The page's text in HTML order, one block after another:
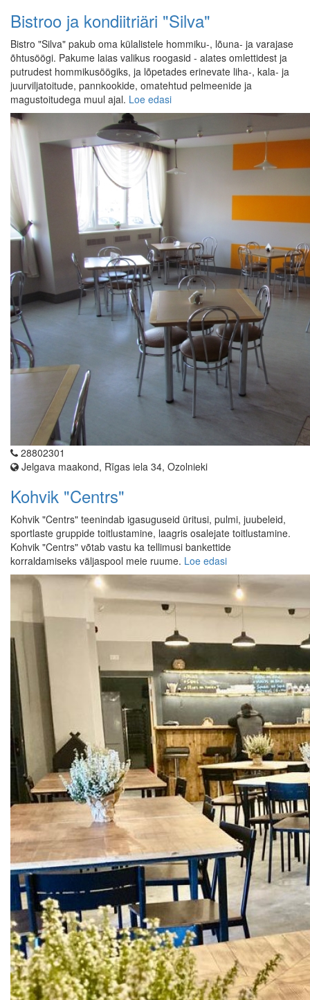
Bistroo ja kondiitriäri "Silva"
Bistro "Silva" pakub oma külalistele hommiku-, lõuna- ja varajase
õhtusöögi. Pakume laias valikus roogasid - alates omlettidest ja
putrudest hommikusöögiks, ja lõpetades erinevate liha-, kala- ja
juurviljatoitude, pannkookide, omatehtud pelmeenide ja
magustoitudega muul ajal. Loe edasi
28802301
Jelgava maakond, Rīgas iela 34, Ozolnieki
Kohvik "Centrs"
Kohvik "Centrs" teenindab igasuguseid üritusi, pulmi, juubeleid,
sportlaste gruppide toitlustamine, laagris osalejate toitlustamine.
Kohvik "Centrs" võtab vastu ka tellimusi bankettide
korraldamiseks väljaspool meie ruume. Loe edasi